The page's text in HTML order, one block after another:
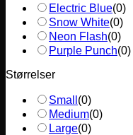
Electric Blue(0)
Snow White(0)
Neon Flash(0)
Purple Punch(0)
Størrelser
Small (0)
Medium(0)
Large(0)